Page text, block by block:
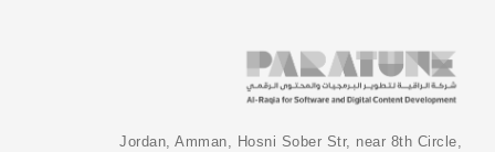
Jordan, Amman, Hosni Sober Str, near 8th Circle,